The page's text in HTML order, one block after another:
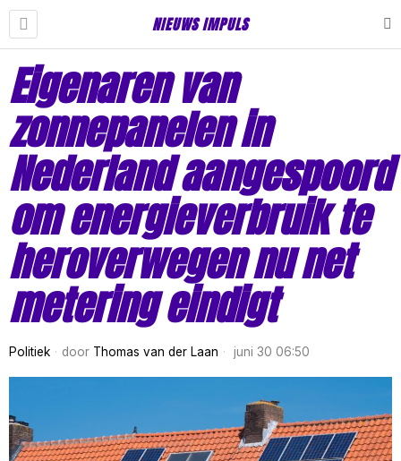
NIEUWS IMPULS
Eigenaren van
zonnepanelen in
Nederland aangespoord
om energieverbruik te
heroverwegen nu net
metering eindigt
Politiek door Thomas van der Laan juni 30 06:50